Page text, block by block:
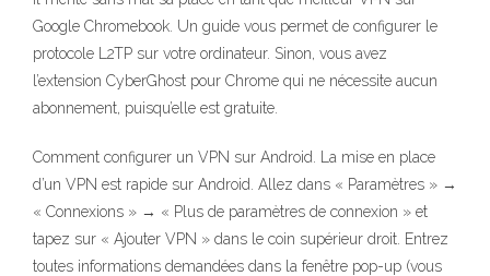
Google Chromebook. Un guide vous permet de configurer le
protocole L2TP sur votre ordinateur. Sinon, vous avez
l’extension CyberGhost pour Chrome qui ne nécessite aucun
abonnement, puisqu’elle est gratuite.
Comment configurer un VPN sur Android. La mise en place
d’un VPN est rapide sur Android. Allez dans « Paramètres » →
« Connexions » → « Plus de paramètres de connexion » et
tapez sur « Ajouter VPN » dans le coin supérieur droit. Entrez
toutes informations demandées dans la fenêtre pop-up (vous